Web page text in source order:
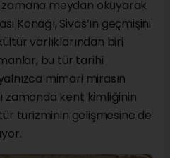
zamana meydan okuyarak
Konağı, Sivas’ın geçmişini
varlıklarından biri
bu tür tarihî
mimari mirasın
zamanda kent kimliğinin
turizminin gelişmesine de